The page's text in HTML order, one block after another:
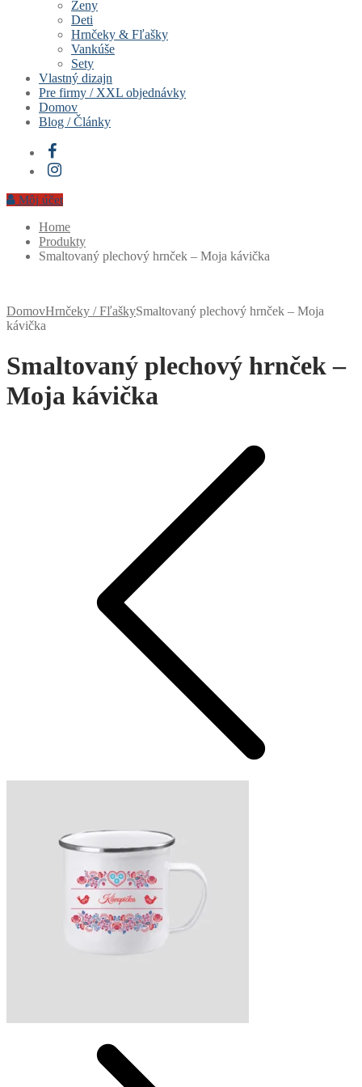
Ženy
Deti
Hrnčeky & Fľašky
Vankúše
Sety
Vlastný dizajn
Pre firmy / XXL objednávky
Domov
Blog / Články
Môj účet
Home
Produkty
Smaltovaný plechový hrnček – Moja kávička
DomovHrnčeky / FľaškySmaltovaný plechový hrnček – Moja
kávička
Smaltovaný plechový hrnček –
Moja kávička